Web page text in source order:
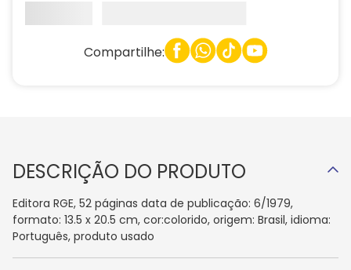
Compartilhe:
DESCRIÇÃO DO PRODUTO
Editora RGE, 52 páginas data de publicação: 6/1979,
formato: 13.5 x 20.5 cm, cor:colorido, origem: Brasil, idioma:
Português, produto usado